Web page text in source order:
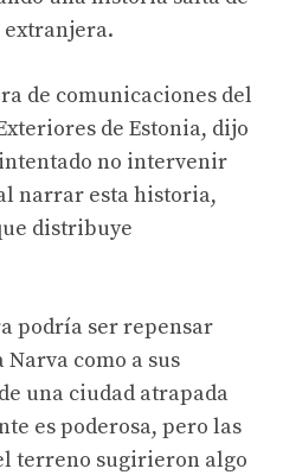
de comunicaciones del
de Estonia, dijo
no intervenir
narrar esta historia,
distribuye
podría ser repensar
Narva como a sus
una ciudad atrapada
es poderosa, pero las
terreno sugirieron algo